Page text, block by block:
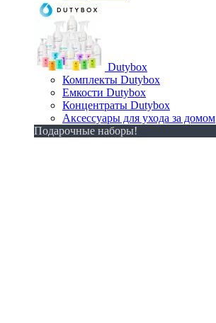
Dutybox
Комплекты Dutybox
Емкости Dutybox
Концентраты Dutybox
Аксессуары для ухода за домом
Подарочные наборы!